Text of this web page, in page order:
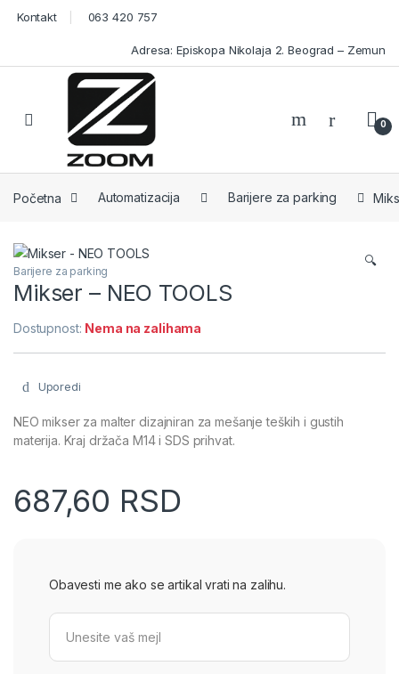
Skip to navigation
Skip to content
Kontakt 063 420 757
Adresa: Episkopa Nikolaja 2. Beograd – Zemun
Open 0
Početna Automatizacija Barijere za parking
🔍
Barijere za parking
Mikser – NEO TOOLS
Dostupnost: Nema na zalihama
Uporedi
NEO mikser za malter dizajniran za mešanje teških i gustih
materija. Kraj držača M14 i SDS prihvat.
687,60 RSD
Obavesti me ako se artikal vrati na zalihu.